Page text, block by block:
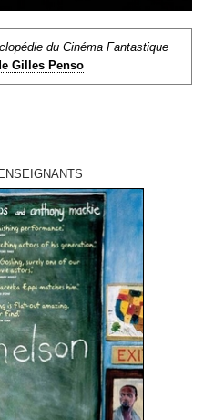
du Cinéma Fantastique
Gilles Penso